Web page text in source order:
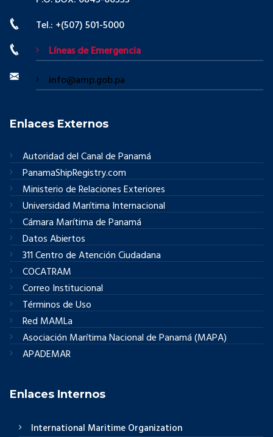
Tel.: +(507) 501-5000
Líneas de Emergencia
info@amp.gob.pa
Enlaces Externos
Autoridad del Canal de Panamá
PanamaShipRegistry.com
Ministerio de Relaciones Exteriores
Universidad Marítima Internacional
Cámara Marítima de Panamá
Datos Abiertos
311 Centro de Atención Ciudadana
COCATRAM
Correo Institucional
Términos de Uso
Red MAMLa
Asociación Marítima Nacional de Panamá (MAPA)
APADEMAR
Enlaces Internos
International Maritime Organization